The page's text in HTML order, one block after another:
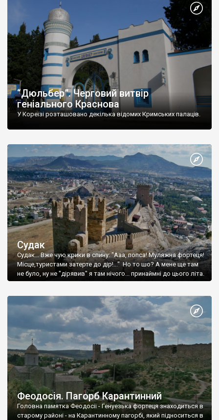
“Дюльбер”. Черговий витвір
геніального Краснова
У Кореїзі розташовано декілька відомих Кримських палаців.
Судак
Судак... Вже чую крики в спину: "Ааа, попса! Муляжна фортеця!
Місце,туристами затерте до дір!..." Но то шо? А мене ще там
не було, ну не "дірявив" я там нічого... принаймні до цього літа.
Феодосія. Пагорб Карантинний
Головна памятка Феодосії - Генуезька фортеця знаходиться в
старому районі - на Карантинному пагорбі, який підноситься в